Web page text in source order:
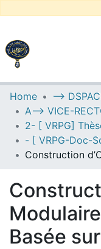
UNIVERSITY
Communities &
All of DSpace
Statistics
Home
Basée